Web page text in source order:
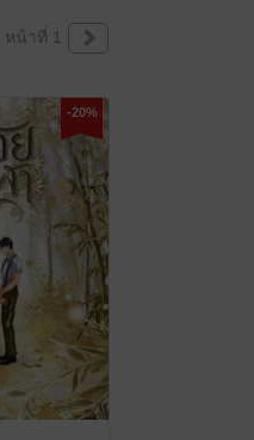
หน้าที่ 1
-20%